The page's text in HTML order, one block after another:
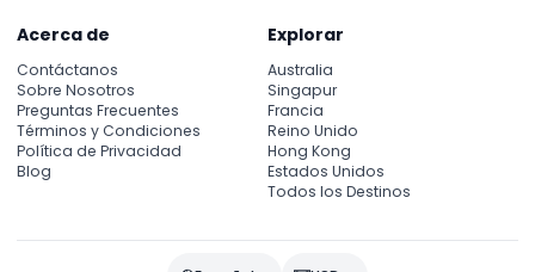
Acerca de
Contáctanos
Sobre Nosotros
Preguntas Frecuentes
Términos y Condiciones
Política de Privacidad
Blog
Explorar
Australia
Singapur
Francia
Reino Unido
Hong Kong
Estados Unidos
Todos los Destinos